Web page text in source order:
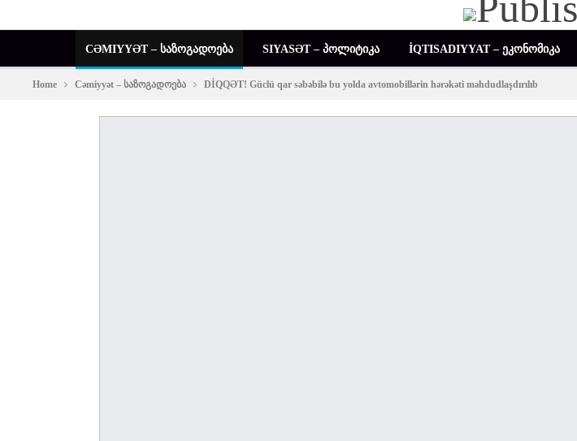
CƏMIYYƏT – ᲡᲐᲖᲝᲒᲐᲓᲝᲔᲑᲐ SIYASƏT – ᲞᲝᲚᲘᲢᲘᲙᲐ İQTISADIYYAT – ᲔᲙᲝᲜᲝᲛᲘᲙᲐ
DIGƏR – ᲡᲮᲕᲐ
Home Cəmiyyət – საზოგადოება DİQQƏT! Güclü qar səbəbilə bu yolda avtomobillərin hərəkəti məhdudlaşdırılıb